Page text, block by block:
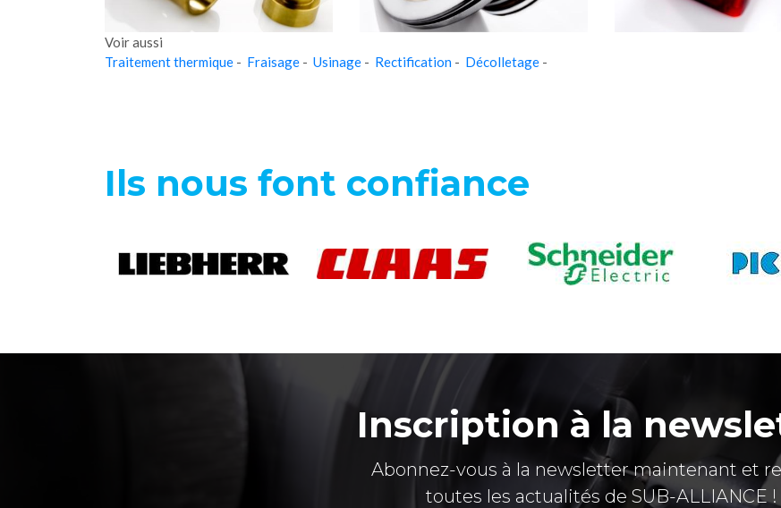
Voir aussi
Traitement thermique - Fraisage - Usinage - Rectification - Décolletage -
Ils nous font confiance
Inscription à la
Abonnez-vous à la newsletter maintenant et
toutes les actualités de SUB-ALLIANCE !